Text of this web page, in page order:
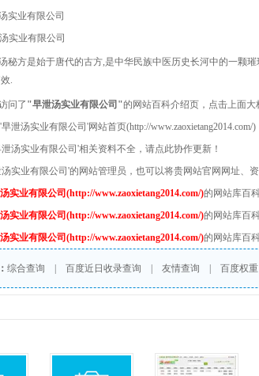
实业有限公司
实业有限公司
秘方是始于唐代的古方,是中华民族中医历史长河中的一颗
.
问了 "早泄汤实业有限公司"的网站百科介绍页，点击上面大
泄汤实业有限公司'网站首页(http://www.zaoxietang2014.com/)
汤实业有限公司'相关资料不全，请点此协作更新！
实业有限公司'的网站管理员，也可以将贵网站官网网址、
实业有限公司(http://www.zaoxietang2014.com/)的网站库百
实业有限公司(http://www.zaoxietang2014.com/)的网站库百
实业有限公司(http://www.zaoxietang2014.com/)的网站库百
综合查询 百度近日收录查询 友情查询 百度权重